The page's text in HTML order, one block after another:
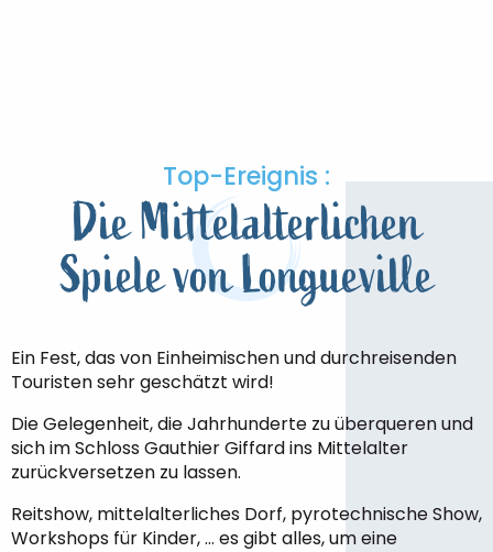
Top-Ereignis :
Die Mittelalterlichen
Spiele von Longueville
Ein Fest, das von Einheimischen und durchreisenden
Touristen sehr geschätzt wird!
Die Gelegenheit, die Jahrhunderte zu überqueren und
sich im Schloss Gauthier Giffard ins Mittelalter
zurückversetzen zu lassen.
Reitshow, mittelalterliches Dorf, pyrotechnische Show,
Workshops für Kinder, … es gibt alles, um eine